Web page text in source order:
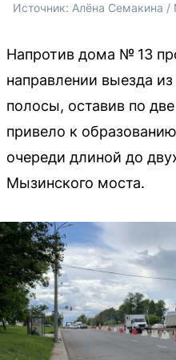
Источник: Алёна Семакина /
Напротив дома № 13
направлении выезда
полосы, оставив по
привело к
очереди длиной до
Мызинского моста.